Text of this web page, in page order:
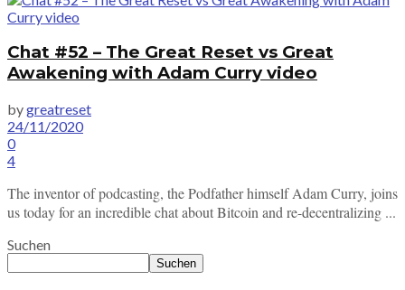
Chat #52 – The Great Reset vs Great
Awakening with Adam Curry video
bygreatreset
24/11/2020
0
4
The inventor of podcasting, the Podfather himself Adam Curry, joins
us today for an incredible chat about Bitcoin and re-decentralizing ...
Suchen
Suchen